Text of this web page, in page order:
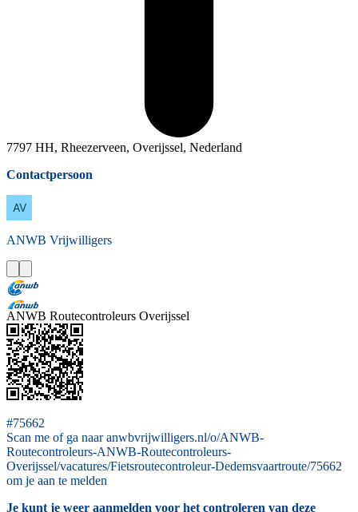
7797 HH, Rheezerveen, Overijssel, Nederland
Contactpersoon
ANWB Vrijwilligers
ANWB Routecontroleurs Overijssel
#75662
Scan me of ga naar anwbvrijwilligers.nl/o/ANWB-
Routecontroleurs-ANWB-Routecontroleurs-
Overijssel/vacatures/Fietsroutecontroleur-Dedemsvaartroute/75662
om je aan te melden
Je kunt je weer aanmelden voor het controleren van deze